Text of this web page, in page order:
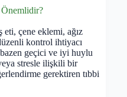
çene eklemi, ağız
kontrol ihtiyacı
geçici ve iyi huylu
stresle ilişkili bir
gerektiren tıbbi